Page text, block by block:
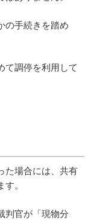
の手続きを踏め
て調停を利用して
た場合には、共有
。
判官が「現物分